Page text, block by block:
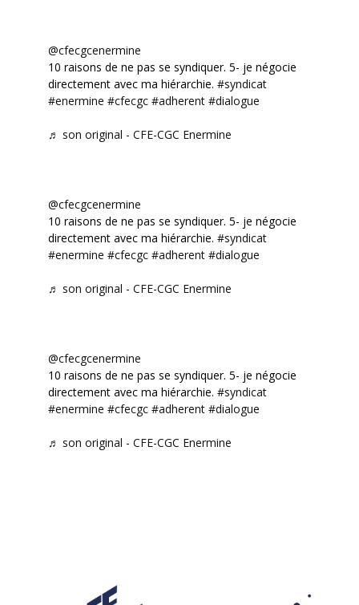
@cfecgcenermine
10 raisons de ne pas se syndiquer. 5- je négocie
directement avec ma hiérarchie. #syndicat
#enermine #cfecgc #adherent #dialogue
♬ son original - CFE-CGC Enermine
@cfecgcenermine
10 raisons de ne pas se syndiquer. 5- je négocie
directement avec ma hiérarchie. #syndicat
#enermine #cfecgc #adherent #dialogue
♬ son original - CFE-CGC Enermine
@cfecgcenermine
10 raisons de ne pas se syndiquer. 5- je négocie
directement avec ma hiérarchie. #syndicat
#enermine #cfecgc #adherent #dialogue
♬ son original - CFE-CGC Enermine